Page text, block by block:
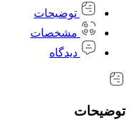
توضیحات
مشخصات
دیدگاه
توضیحات